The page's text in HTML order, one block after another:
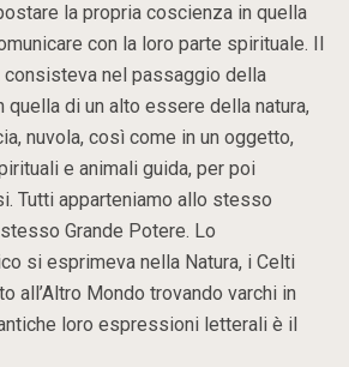
la propria coscienza in quella
con la loro parte spirituale. Il
nel passaggio della
quella di un alto essere della natura,
nuvola, così come in un oggetto,
e animali guida, per poi
Tutti apparteniamo allo stesso
Grande Potere. Lo
si esprimeva nella Natura, i Celti
all’Altro Mondo trovando varchi in
loro espressioni letterali è il